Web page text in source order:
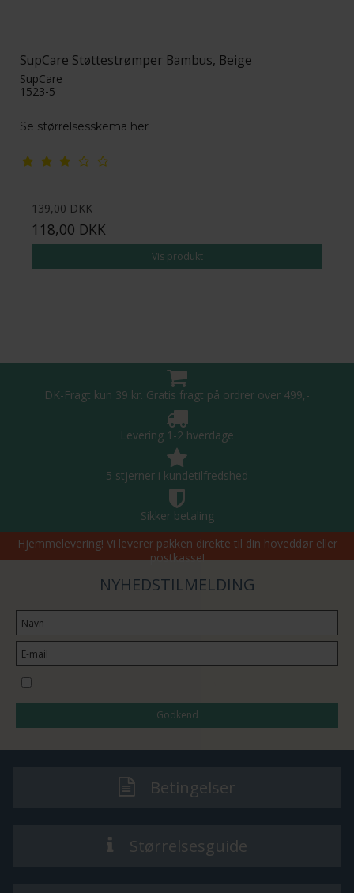
SupCare Støttestrømper Bambus, Beige
SupCare
1523-5
Se størrelsesskema her
139,00 DKK
118,00 DKK
Vis produkt
DK-Fragt kun 39 kr. Gratis fragt på ordrer over 499,-
Levering 1-2 hverdage
5 stjerner i kundetilfredshed
Sikker betaling
Hjemmelevering! Vi leverer pakken direkte til din hoveddør eller
postkasse!
NYHEDSTILMELDING
Godkend
Betingelser
Størrelsesguide